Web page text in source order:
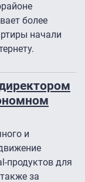
более
начали
и
продуктов для
за